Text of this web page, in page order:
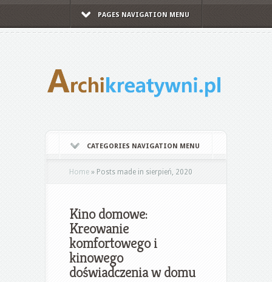
PAGES NAVIGATION MENU
CATEGORIES NAVIGATION MENU
Home » Posts made in sierpień, 2020
Kino domowe:
Kreowanie
komfortowego i
kinowego
doświadczenia w domu